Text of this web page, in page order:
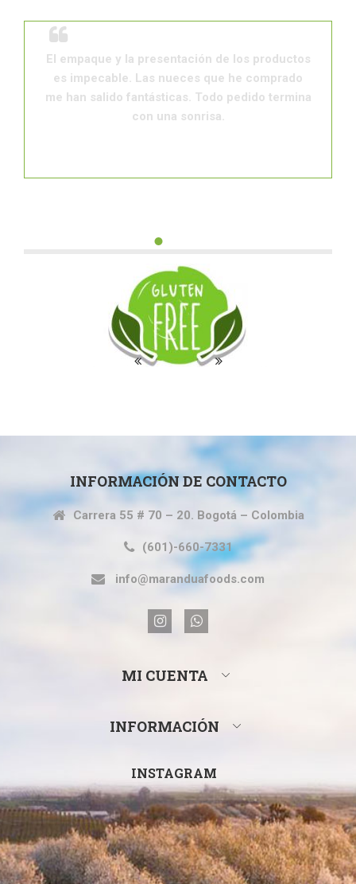
El empaque y la presentación de los productos
es impecable. Las nueces que he comprado
me han salido fantásticas. Todo pedido termina
con una sonrisa.
INFORMACIÓN DE CONTACTO
Carrera 55 # 70 – 20. Bogotá – Colombia
(601)-660-7331
info@maranduafoods.com
MI CUENTA
INFORMACIÓN
INSTAGRAM